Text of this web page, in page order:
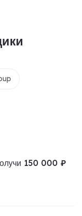
150 000 ₽